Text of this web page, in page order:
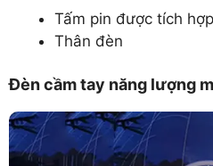
Tấm pin được tích
Thân đèn
Đèn cầm tay năng lượng